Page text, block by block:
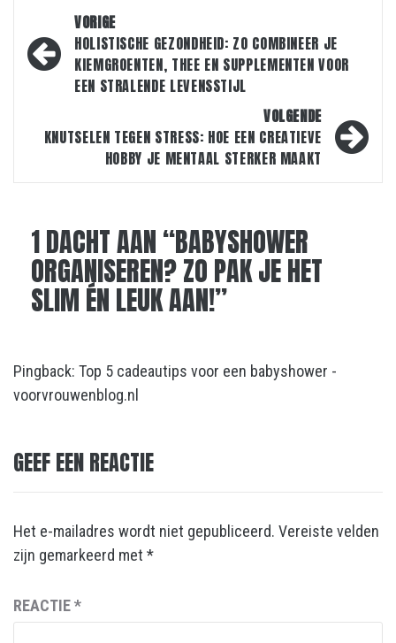
Bericht
navigatie
VORIGE
HOLISTISCHE GEZONDHEID: ZO COMBINEER JE
KIEMGROENTEN, THEE EN SUPPLEMENTEN VOOR
EEN STRALENDE LEVENSSTIJL
VOLGENDE
KNUTSELEN TEGEN STRESS: HOE EEN CREATIEVE
HOBBY JE MENTAAL STERKER MAAKT
1 DACHT AAN “BABYSHOWER
ORGANISEREN? ZO PAK JE HET
SLIM ÉN LEUK AAN!”
Pingback: Top 5 cadeautips voor een babyshower -
voorvrouwenblog.nl
GEEF EEN REACTIE
Het e-mailadres wordt niet gepubliceerd. Vereiste velden
zijn gemarkeerd met *
REACTIE*